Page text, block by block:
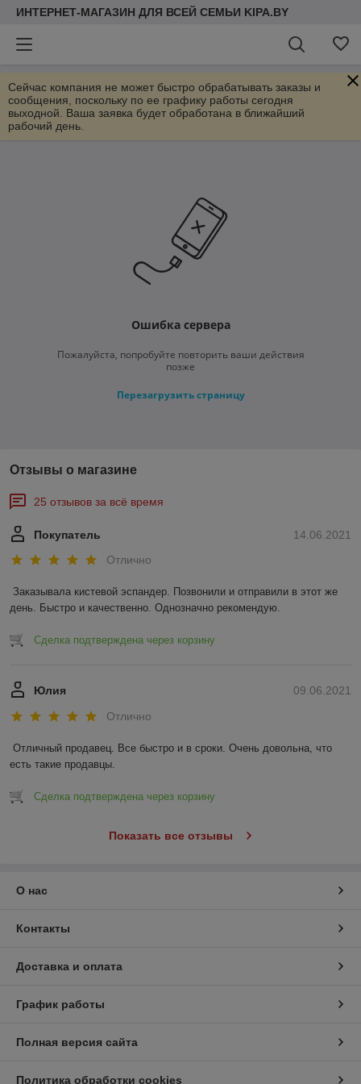
ИНТЕРНЕТ-МАГАЗИН ДЛЯ ВСЕЙ СЕМЬИ KIPA.BY
Сейчас компания не может быстро обрабатывать заказы и
сообщения, поскольку по ее графику работы сегодня
выходной. Ваша заявка будет обработана в ближайший
рабочий день.
Ошибка сервера
Пожалуйста, попробуйте повторить ваши действия
позже
Перезагрузить страницу
Отзывы о магазине
25 отзывов за всё время
14.06.2021
Покупатель
Отлично
Заказывала кистевой эспандер. Позвонили и отправили в этот же
день. Быстро и качественно. Однозначно рекомендую.
Сделка подтверждена через корзину
09.06.2021
Юлия
Отлично
Отличный продавец. Все быстро и в сроки. Очень довольна, что
есть такие продавцы.
Сделка подтверждена через корзину
Показать все отзывы
О нас
Контакты
Доставка и оплата
График работы
Полная версия сайта
Политика обработки cookies